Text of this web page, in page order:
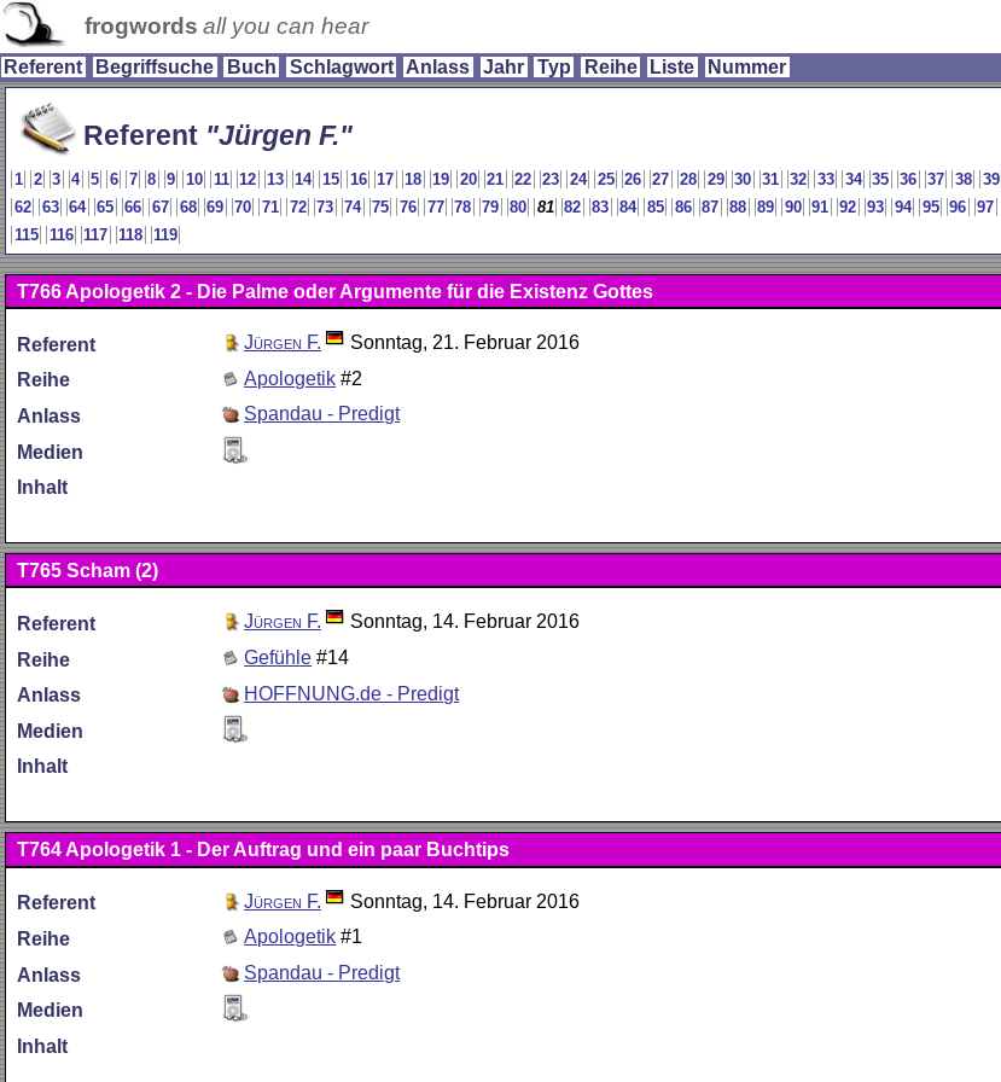
frogwords all you can hear
Referent Begriffsuche Buch Schlagwort Anlass Jahr Typ Reihe Liste Nummer
Referent Jürgen F.
1 2 3 4 5 6 7 8 9 10 11 12 13 14 15 16 17 18 19 20 21 22 23 24 25 26 27 28 29 30 31 32 33 34 35 36 37 38 39
62
63 64 65 66 67 68 69 70 71 72 73 74 75 76 77 78 79 80 81 82 83 84 85 86 87 88 89 90 91 92 93 94 95 96 97
115
116 117 118 119
T766Apologetik 2 - Die Palme oder Argumente für die Existenz Gottes
Referent Jürgen F.
Sonntag, 21. Februar 2016
Reihe
Apologetik #2
Anlass
Spandau - Predigt
Medien
Inhalt
T765 Scham (2)
Referent Jürgen F.
Sonntag, 14. Februar 2016
Reihe
Gefühle #14
Anlass
HOFFNUNG.de - Predigt
Medien
Inhalt
T764Apologetik 1 - Der Auftrag und ein paar Buchtips
Referent Jürgen F.
Sonntag, 14. Februar 2016
Reihe
Apologetik #1
Anlass
Spandau - Predigt
Medien
Inhalt